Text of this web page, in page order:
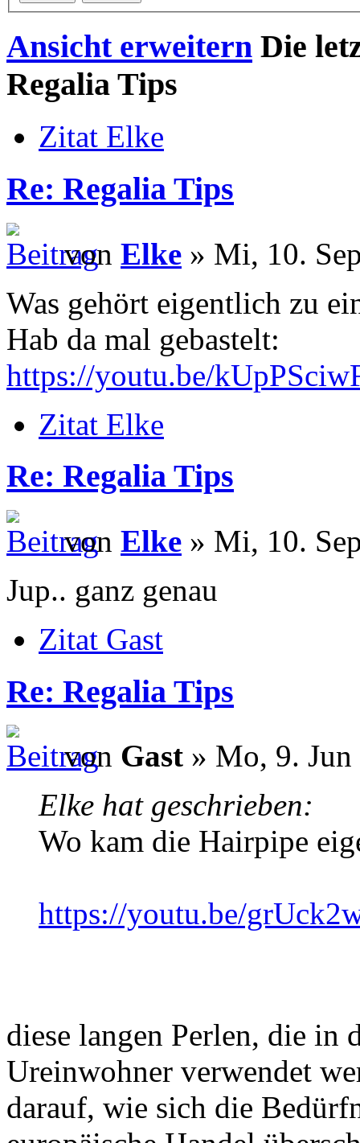
Ansicht erweitern Die
Regalia Tips
Zitat Elke
Re: Regalia Tips
von Elke » Mi, 10.
Was gehört eigentlich zu
Hab da mal gebastelt:
https://youtu.be/
Zitat Elke
Re: Regalia Tips
von Elke » Mi, 10.
Jup.. ganz genau
Zitat Gast
Re: Regalia Tips
von Gast » Mo, 9.
Elke hat geschrieben:
Wo kam die Hairpipe
https://youtu.be/
diese langen Perlen, die in
Ureinwohner verwendet
darauf, wie sich die